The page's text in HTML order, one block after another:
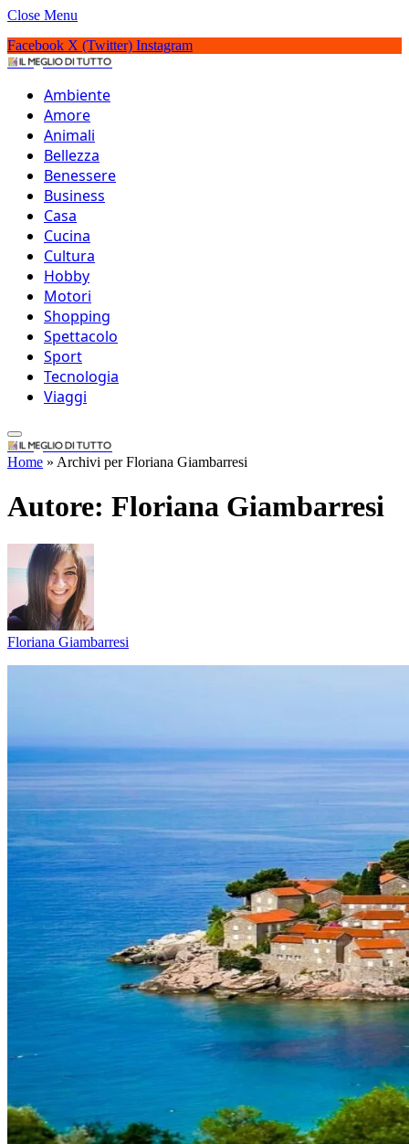
Close Menu
Facebook X (Twitter) Instagram
IlMeglioDiTutto.it
Ambiente
Amore
Animali
Bellezza
Benessere
Business
Casa
Cucina
Cultura
Hobby
Motori
Shopping
Spettacolo
Sport
Tecnologia
Viaggi
IlMeglioDiTutto.it
Home » Archivi per Floriana Giambarresi
Autore: Floriana Giambarresi
Floriana Giambarresi